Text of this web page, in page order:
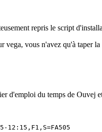
repris le script
vous n'avez qu'à taper
d'emploi du temps de Ouvej